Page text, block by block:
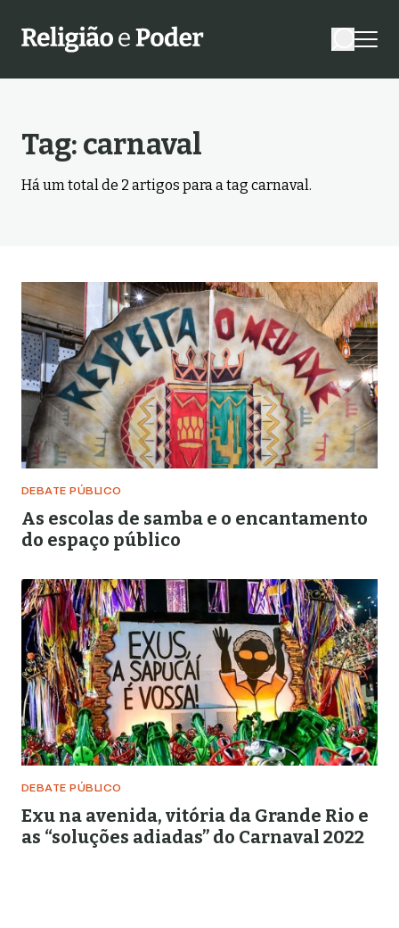
Tag: carnaval
Há um total de 2 artigos para a tag carnaval.
DEBATE PÚBLICO
As escolas de samba e o encantamento
do espaço público
DEBATE PÚBLICO
Exu na avenida, vitória da Grande Rio e
as “soluções adiadas” do Carnaval 2022